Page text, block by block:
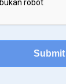
Submit